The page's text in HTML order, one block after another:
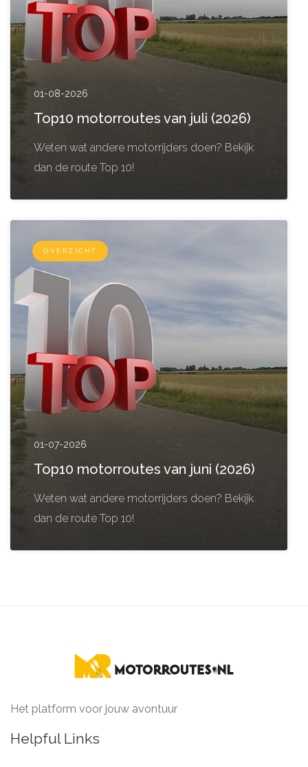
01-08-2026
Top10 motorroutes van juli (2026)
Weten wat andere motorrijders doen? Bekijk
dan de route Top 10!
OVERZICHT
01-07-2026
Top10 motorroutes van juni (2026)
Weten wat andere motorrijders doen? Bekijk
dan de route Top 10!
Het platform voor jouw avontuur
Helpful Links